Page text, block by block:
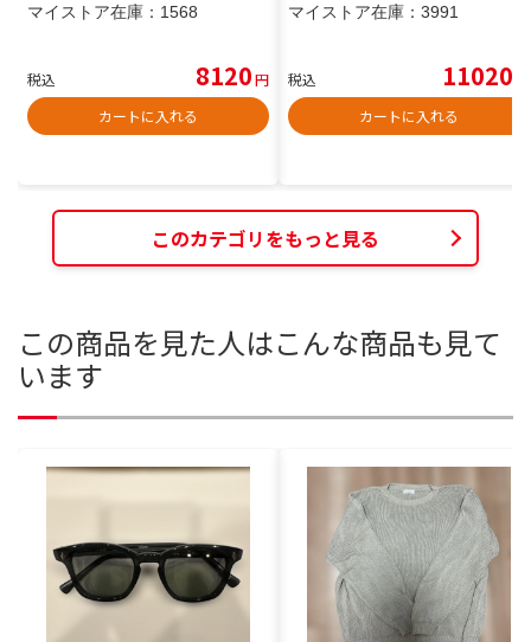
マイストア在庫： 1568
税込 8120円
カートに入れる
マイストア在庫： 3991
税込 11020
カートに入れる
このカテゴリをもっと見る
この商品を見た人はこんな商品も見て
います